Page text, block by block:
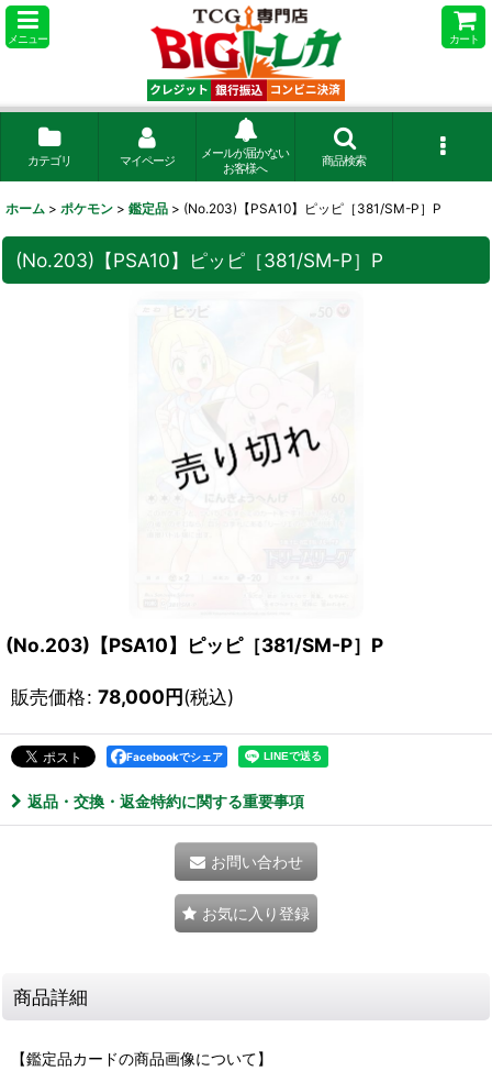
メニュー カート
カテゴリ マイページ
メールが届かない
お客様へ
商品検索
ホーム > ポケモン > 鑑定品 > (No.203)【PSA10】ピッピ［381/SM-P］P
(No.203)【PSA10】ピッピ［381/SM-P］P
(No.203)【PSA10】ピッピ［381/SM-P］P
販売価格: 78,000円(税込)
Facebookでシェア
返品・交換・返金特約に関する重要事項
お問い合わせ
お気に入り登録
商品詳細
【鑑定品カードの商品画像について】